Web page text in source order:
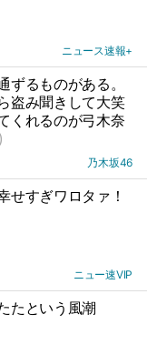
ニュース速報+
るものがある。
盗み聞きして大笑
くれるのが弓木奈
乃木坂46
せすぎワロタァ！
ニュー速VIP
たという風潮